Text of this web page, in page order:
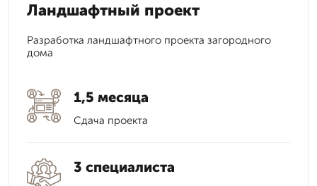
Ландшафтный проект
Разработка ландшафтного проекта загородного
дома
1,5 месяца
Сдача проекта
3 специалиста